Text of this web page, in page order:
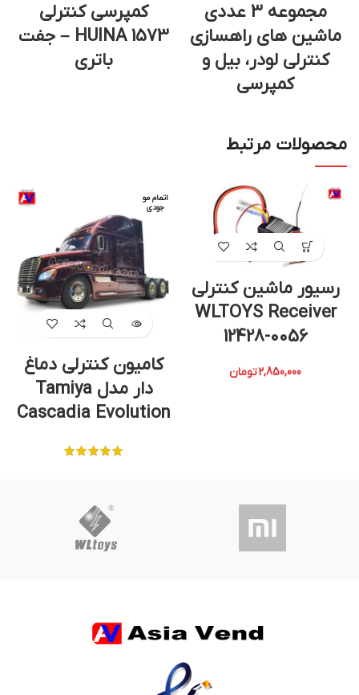
مجموعه 3 عددی
ماشین های راهسازی
کنترلی لودر، بیل و
کمپرسی
کمپرسی کنترلی
HUINA 1573 – جفت
باتری
محصولات مرتبط
رسیور ماشین کنترلی
WLTOYS Receiver
12428-0056
2,850,000تومان
اتمام مو
جودی
کامیون کنترلی دماغ
دار مدل Tamiya
Cascadia Evolution